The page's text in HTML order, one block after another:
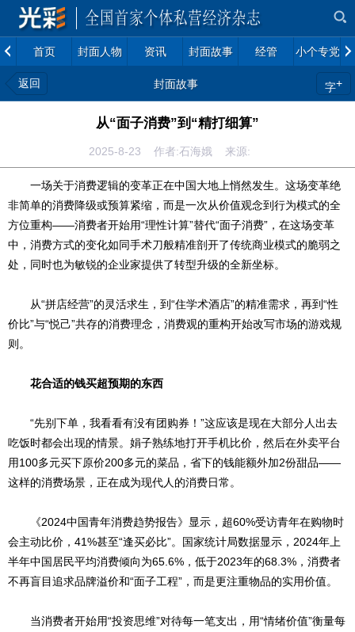
首页 封面人物 资讯 封面故事 经管 小个专党建
返回 封面故事 字+
从“面子消费”到“精打细算”
2025-8-23 作者:石海娥 来源:
一场关于消费逻辑的变革正在中国大地上悄然发生。这场变革绝
非简单的消费降级或预算紧缩，而是一次从价值观念到行为模式的全
方位重构——消费者开始用“理性计算”替代“面子消费”，在这场变革
中，消费方式的变化如同手术刀般精准剖开了传统商业模式的脆弱之
处，同时也为敏锐的企业家提供了转型升级的全新坐标。
从“拼店经营”的灵活求生，到“住学术酒店”的精准需求，再到“性
价比”与“悦己”共存的消费理念，消费观的重构开始改写市场的游戏规
则。
花合适的钱买超预期的东西
“先别下单，我看看有没有团购券！”这应该是现在大部分人出去
吃饭时都会出现的情景。娟子熟练地打开手机比价，然后在外卖平台
用100多元买下原价200多元的菜品，省下的钱能额外加2份甜品——
这样的消费场景，正在成为现代人的消费日常。
《2024中国青年消费趋势报告》显示，超60%受访青年在购物时
会主动比价，41%甚至“逢买必比”。国家统计局数据显示，2024年上
半年中国居民平均消费倾向为65.6%，低于2023年的68.3%，消费者
不再盲目追求品牌溢价和“面子工程”，而是更注重物品的实用价值。
当消费者开始用“投资思维”对待每一笔支出，用“情绪价值”衡量每